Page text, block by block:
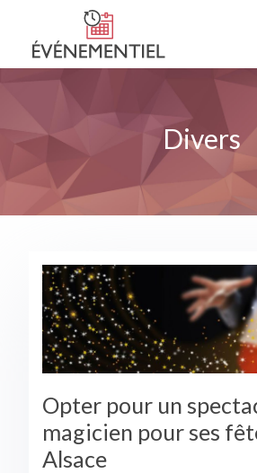
Divers
Opter pour un
magicien pour ses
Alsace